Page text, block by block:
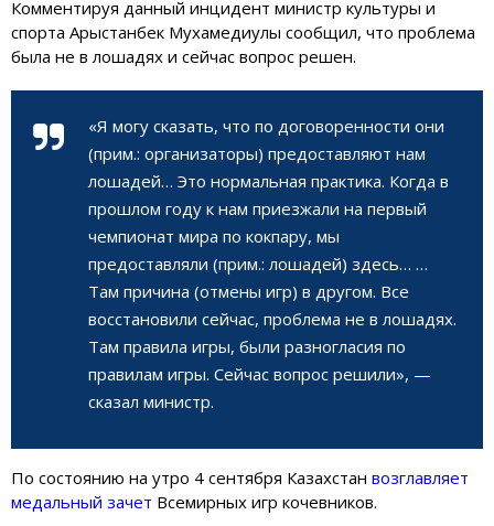
Комментируя данный инцидент министр культуры и
спорта Арыстанбек Мухамедиулы сообщил, что проблема
была не в лошадях и сейчас вопрос решен.
«Я могу сказать, что по договоренности они
(прим.: организаторы) предоставляют нам
лошадей… Это нормальная практика. Когда в
прошлом году к нам приезжали на первый
чемпионат мира по кокпару, мы
предоставляли (прим.: лошадей) здесь… …
Там причина (отмены игр) в другом. Все
восстановили сейчас, проблема не в лошадях.
Там правила игры, были разногласия по
правилам игры. Сейчас вопрос решили», —
сказал министр.
По состоянию на утро 4 сентября Казахстан возглавляет
медальный зачет Всемирных игр кочевников.